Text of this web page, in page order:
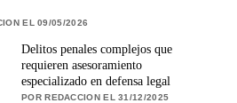
EL 09/05/2026
Delitos penales complejos que
requieren asesoramiento
especializado en defensa legal
POR REDACCION EL 31/12/2025